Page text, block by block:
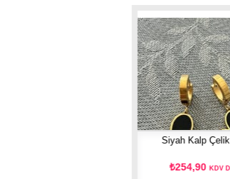
Siyah Kalp Çelik
₺254,90KDV